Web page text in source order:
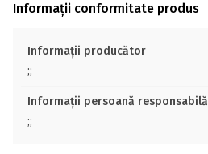
Informații conformitate produs
Informații producător
;;
Informații persoană responsabilă
;;